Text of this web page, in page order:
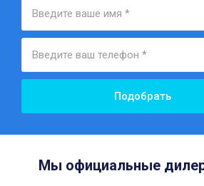
Подобрать
Мы официальные